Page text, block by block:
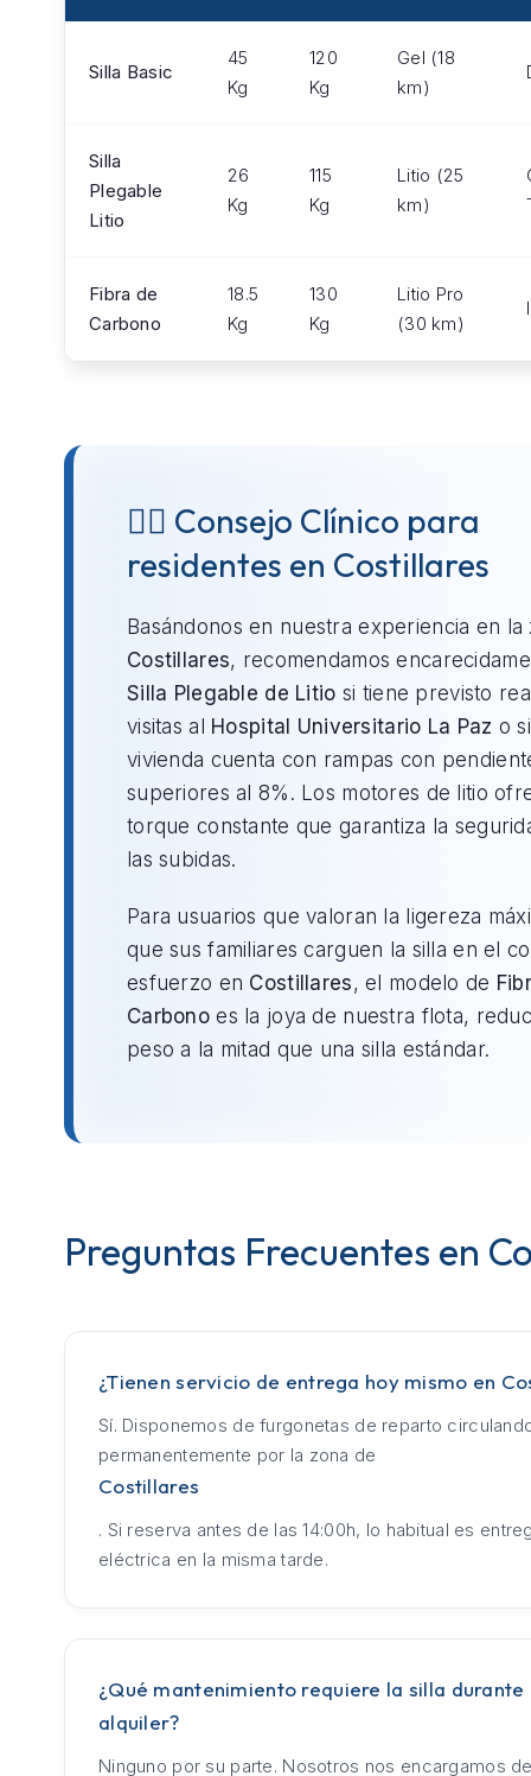
Silla Basic
45
Kg
120
Kg
Gel (18
km)
Silla
Plegable
Litio
26
Kg
115
Kg
Litio (25
km)
Fibra de
Carbono
18.5
Kg
130
Kg
Litio Pro
(30 km)
👨‍⚕️ Consejo Clínico para
residentes en Costillares
Basándonos en nuestra experiencia en la
Costillares, recomendamos
Silla Plegable de Litio si tiene previsto
visitas al Hospital Universitario La Paz o
vivienda cuenta con rampas con
superiores al 8%. Los motores de litio
torque constante que garantiza la
las subidas.
Para usuarios que valoran la ligereza
que sus familiares carguen la silla en el
esfuerzo en Costillares, el modelo de
Carbono es la joya de nuestra flota,
peso a la mitad que una silla estándar.
Preguntas Frecuentes en
¿Tienen servicio de entrega hoy mismo en
Sí. Disponemos de furgonetas de reparto
permanentemente por la zona de
Costillares
. Si reserva antes de las 14:00h, lo habitual es
eléctrica en la misma tarde.
¿Qué mantenimiento requiere la silla durante
alquiler?
Ninguno por su parte. Nosotros nos encargamos